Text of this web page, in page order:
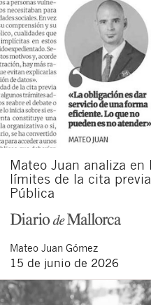
Mateo Juan analiza
límites de la cita
Pública
Mateo Juan Gómez
15 de junio de 2026